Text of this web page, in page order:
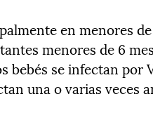
en menores de
menores de 6
bebés se infectan por
una o varias veces